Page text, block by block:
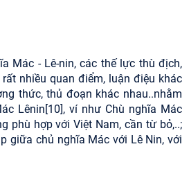
Mác - Lê-nin, các thế lực thù địch,
nhiều quan điểm, luận điệu khác
thức, thủ đoạn khác nhau..nhằm
Lênin[10], ví như Chù nghĩa Mác
phù hợp với Việt Nam, cần từ bỏ,..;
giữa chủ nghĩa Mác với Lê Nin, với